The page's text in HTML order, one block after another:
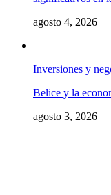
agosto 4, 2026
Inversiones y
Belice y la
agosto 3, 2026